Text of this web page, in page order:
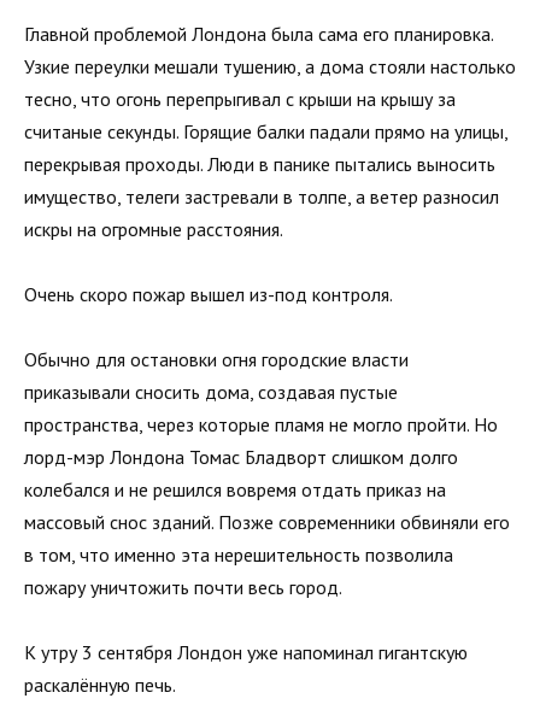
Главной проблемой Лондона была сама его планировка.
Узкие переулки мешали тушению, а дома стояли настолько
тесно, что огонь перепрыгивал с крыши на крышу за
считаные секунды. Горящие балки падали прямо на улицы,
перекрывая проходы. Люди в панике пытались выносить
имущество, телеги застревали в толпе, а ветер разносил
искры на огромные расстояния.
Очень скоро пожар вышел из-под контроля.
Обычно для остановки огня городские власти
приказывали сносить дома, создавая пустые
пространства, через которые пламя не могло пройти. Но
лорд-мэр Лондона Томас Бладворт слишком долго
колебался и не решился вовремя отдать приказ на
массовый снос зданий. Позже современники обвиняли его
в том, что именно эта нерешительность позволила
пожару уничтожить почти весь город.
К утру 3 сентября Лондон уже напоминал гигантскую
раскалённую печь.